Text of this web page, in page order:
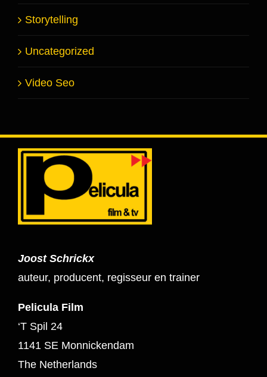
Storytelling
Uncategorized
Video Seo
Joost Schrickx
auteur, producent, regisseur en trainer
Pelicula Film
‘T Spil 24
1141 SE Monnickendam
The Netherlands